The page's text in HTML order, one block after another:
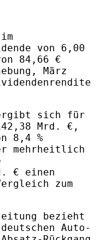
von 6,00
84,66 €
März
ergibt sich für
Mrd. €,
8,4 %
mehrheitlich
€ einen
zum
bezieht
Auto-